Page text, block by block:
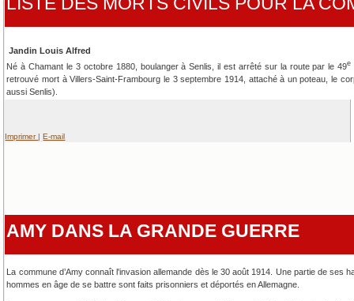
Jandin Louis Alfred
Né à Chamant le 3 octobre 1880, boulanger à Senlis, il est arrêté sur la route par le 49e
retrouvé mort à Villers-Saint-Frambourg le 3 septembre 1914, attaché à un poteau, le
aussi Senlis).
Imprimer E-mail
AMY DANS LA GRANDE GUERRE
La commune d’Amy connaît l'invasion allemande dès le 30 août 1914. Une partie de ses
hommes en âge de se battre sont faits prisonniers et déportés en Allemagne.